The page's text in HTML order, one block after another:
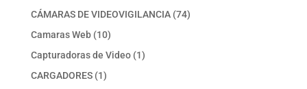
producto
CÁMARAS DE VIDEOVIGILANCIA 7474
Camaras Web 1010
productos
Capturadoras de Video 11
CARGADORES 11